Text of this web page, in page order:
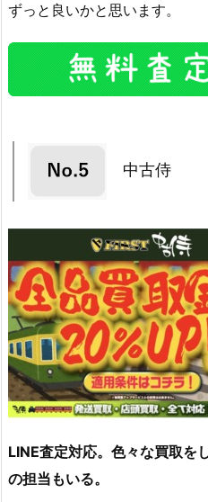
ずっと良いかと思います。
中古侍
LINE査定対応。色々な買取を
の担当もいる。